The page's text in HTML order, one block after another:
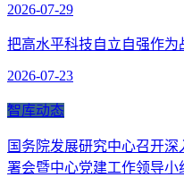
2026-07-29
把高水平科技自立自强作为
2026-07-23
智库动态
国务院发展研究中心召开
署会暨中心党建工作领导小